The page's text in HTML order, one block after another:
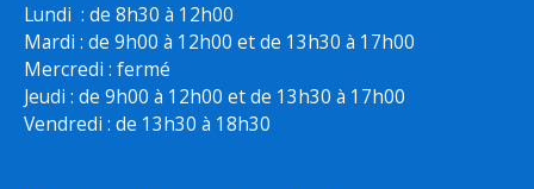
Lundi : de 8h30 à 12h00
Mardi : de 9h00 à 12h00 et de 13h30 à 17h00
Mercredi : fermé
Jeudi : de 9h00 à 12h00 et de 13h30 à 17h00
Vendredi : de 13h30 à 18h30